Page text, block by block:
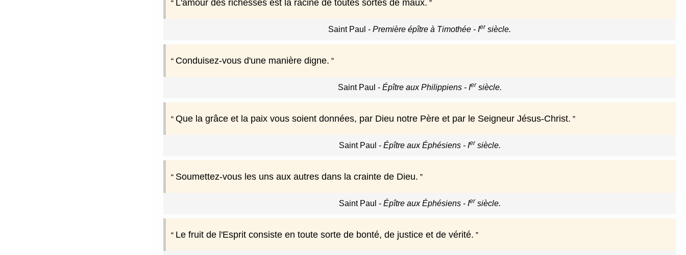
L'amour des richesses est la racine de toutes sortes de maux.
Saint Paul - Première épître à Timothée - Ier siècle.
Conduisez-vous d'une manière digne.
Saint Paul - Épître aux Philippiens - Ier siècle.
Que la grâce et la paix vous soient données, par Dieu notre Père et par le Seigneur Jésus-Christ.
Saint Paul - Épître aux Éphésiens - Ier siècle.
Soumettez-vous les uns aux autres dans la crainte de Dieu.
Saint Paul - Épître aux Éphésiens - Ier siècle.
Le fruit de l'Esprit consiste en toute sorte de bonté, de justice et de vérité.